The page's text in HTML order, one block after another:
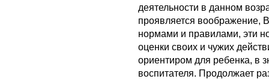
деятельности в данном
проявляется воображение,
нормами и правилами, эти
оценки своих и чужих
ориентиром для ребенка, в
воспитателя. Продолжает